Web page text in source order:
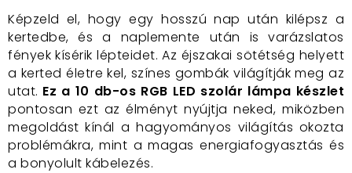
Képzeld el, hogy egy hosszú nap után kilépsz a
kertedbe, és a naplemente után is varázslatos
fények kísérik lépteidet. Az éjszakai sötétség helyett
a kerted életre kel, színes gombák világítják meg az
utat. Ez a 10 db-os RGB LED szolár lámpa készlet
pontosan ezt az élményt nyújtja neked, miközben
megoldást kínál a hagyományos világítás okozta
problémákra, mint a magas energiafogyasztás és
a bonyolult kábelezés.